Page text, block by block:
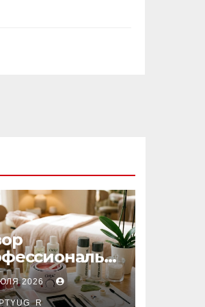
и
2026